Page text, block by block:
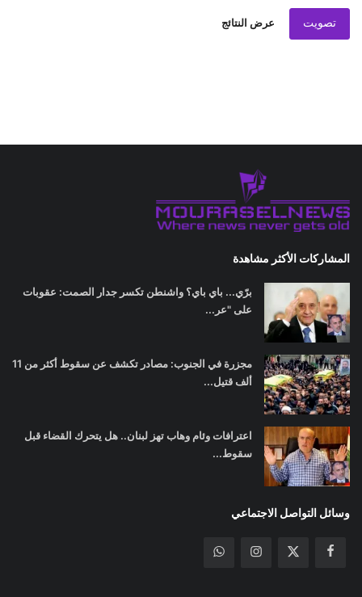
تصويت عرض النتائج
المشاركات الأكثر مشاهدة
برّي... باي باي؟ واشنطن تكسر جدار الصمت: عقوبات
على "عر...
مجزرة في الجنوب: مصادر تكشف عن سقوط أكثر من 11
ألف قتيل...
اعترافات وئام وهاب تهز لبنان.. هل يتحرك القضاء قبل
سقوط...
وسائل التواصل الاجتماعي